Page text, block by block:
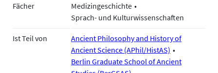
Fächer
Medizingeschichte
Sprach- und Kulturwissenschaften
Ist Teil von
Ancient Philosophy and History of
Ancient Science (APhil/HistAS)
Berlin Graduate School of Ancient